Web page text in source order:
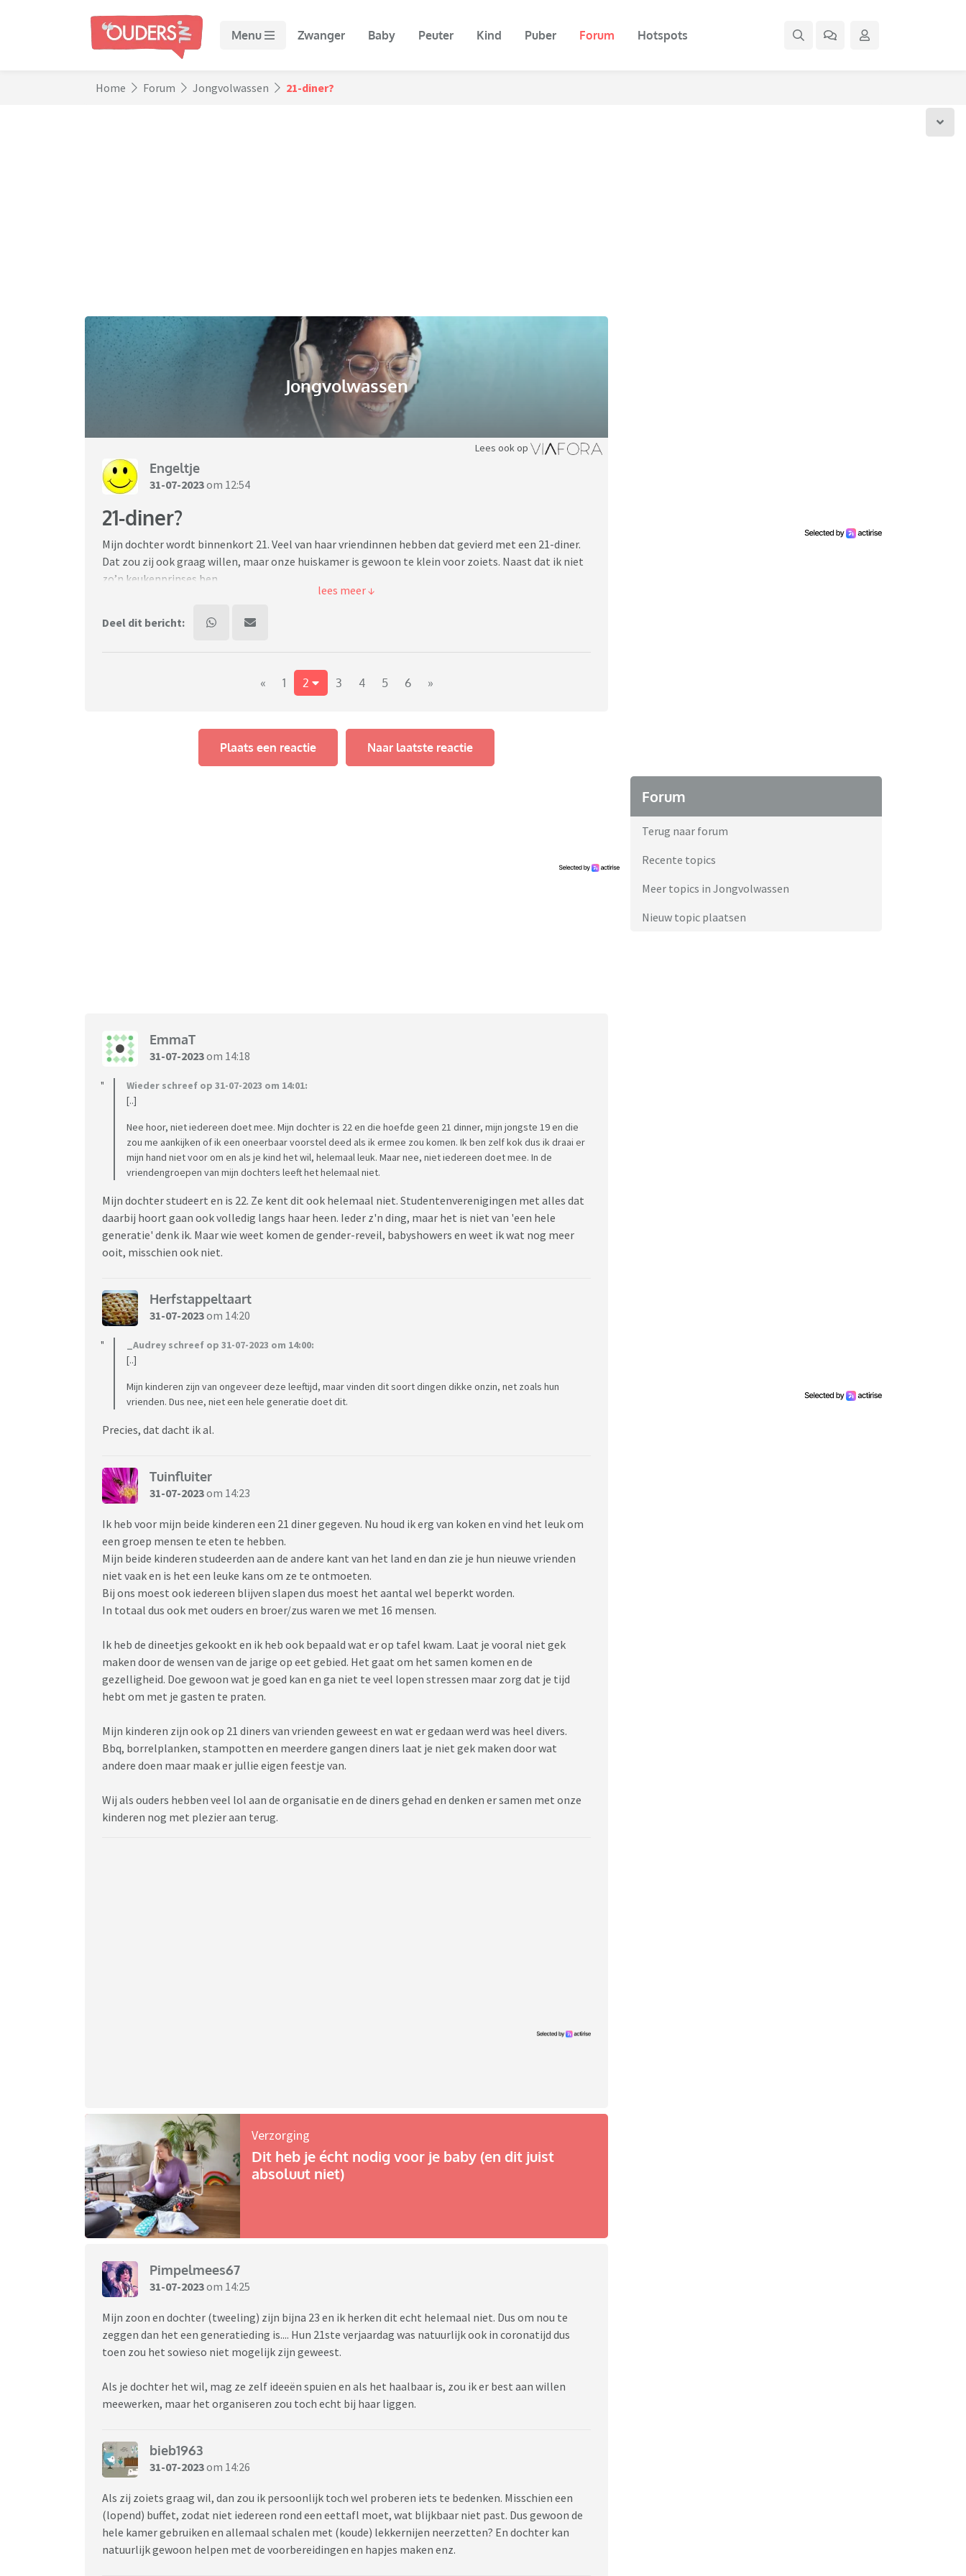
Menu Zwanger Baby Peuter Kind Puber Forum Hotspots
Home Forum Jongvolwassen 21-diner?
Jongvolwassen
Lees ook op
Engeltje
31-07-2023om 12:54
21-diner?
Mijn dochter wordt binnenkort 21. Veel van haar vriendinnen hebben dat gevierd met een 21-diner.
Dat zou zij ook graag willen, maar onze huiskamer is gewoon te klein voor zoiets. Naast dat ik niet
zo’n keukenprinses ben.
Ik ben dus op zoek naar leuke alternatief. Dochterlief zit nog een beetje in de fase ‘iets anders is
Deel dit bericht:
« 1 2 3 4 5 6 »
Plaats een reactie Naar laatste reactie
EmmaT
31-07-2023om 14:18
Wieder schreef op 31-07-2023 om 14:01:
[..]
Nee hoor, niet iedereen doet mee. Mijn dochter is 22 en die hoefde geen 21 dinner, mijn jongste 19 en die
zou me aankijken of ik een oneerbaar voorstel deed als ik ermee zou komen. Ik ben zelf kok dus ik draai er
mijn hand niet voor om en als je kind het wil, helemaal leuk. Maar nee, niet iedereen doet mee. In de
vriendengroepen van mijn dochters leeft het helemaal niet.
Mijn dochter studeert en is 22. Ze kent dit ook helemaal niet. Studentenverenigingen met alles dat
daarbij hoort gaan ook volledig langs haar heen. Ieder z'n ding, maar het is niet van 'een hele
generatie' denk ik. Maar wie weet komen de gender-reveil, babyshowers en weet ik wat nog meer
ooit, misschien ook niet.
Herfstappeltaart
31-07-2023om 14:20
_Audrey schreef op 31-07-2023 om 14:00:
[..]
Mijn kinderen zijn van ongeveer deze leeftijd, maar vinden dit soort dingen dikke onzin, net zoals hun
vrienden. Dus nee, niet een hele generatie doet dit.
Precies, dat dacht ik al.
Tuinfluiter
31-07-2023om 14:23
Ik heb voor mijn beide kinderen een 21 diner gegeven. Nu houd ik erg van koken en vind het leuk om
een groep mensen te eten te hebben.
Mijn beide kinderen studeerden aan de andere kant van het land en dan zie je hun nieuwe vrienden
niet vaak en is het een leuke kans om ze te ontmoeten.
Bij ons moest ook iedereen blijven slapen dus moest het aantal wel beperkt worden.
In totaal dus ook met ouders en broer/zus waren we met 16 mensen.
Ik heb de dineetjes gekookt en ik heb ook bepaald wat er op tafel kwam. Laat je vooral niet gek
maken door de wensen van de jarige op eet gebied. Het gaat om het samen komen en de
gezelligheid. Doe gewoon wat je goed kan en ga niet te veel lopen stressen maar zorg dat je tijd
hebt om met je gasten te praten.
Mijn kinderen zijn ook op 21 diners van vrienden geweest en wat er gedaan werd was heel divers.
Bbq, borrelplanken, stampotten en meerdere gangen diners laat je niet gek maken door wat
andere doen maar maak er jullie eigen feestje van.
Wij als ouders hebben veel lol aan de organisatie en de diners gehad en denken er samen met onze
kinderen nog met plezier aan terug.
Verzorging
Dit heb je écht nodig voor je baby (en dit juist
absoluut niet)
Pimpelmees67
31-07-2023om 14:25
Mijn zoon en dochter (tweeling) zijn bijna 23 en ik herken dit echt helemaal niet. Dus om nou te
zeggen dan het een generatieding is.... Hun 21ste verjaardag was natuurlijk ook in coronatijd dus
toen zou het sowieso niet mogelijk zijn geweest.
Als je dochter het wil, mag ze zelf ideeën spuien en als het haalbaar is, zou ik er best aan willen
meewerken, maar het organiseren zou toch echt bij haar liggen.
bieb1963
31-07-2023om 14:26
Als zij zoiets graag wil, dan zou ik persoonlijk toch wel proberen iets te bedenken. Misschien een
(lopend) buffet, zodat niet iedereen rond een eettafl moet, wat blijkbaar niet past. Dus gewoon de
hele kamer gebruiken en allemaal schalen met (koude) lekkernijen neerzetten? En dochter kan
natuurlijk gewoon helpen met de voorbereidingen en hapjes maken enz.
Forum
Terug naar forum
Recente topics
Meer topics in Jongvolwassen
Nieuw topic plaatsen